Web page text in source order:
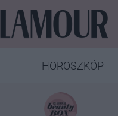
HOROSZKÓP